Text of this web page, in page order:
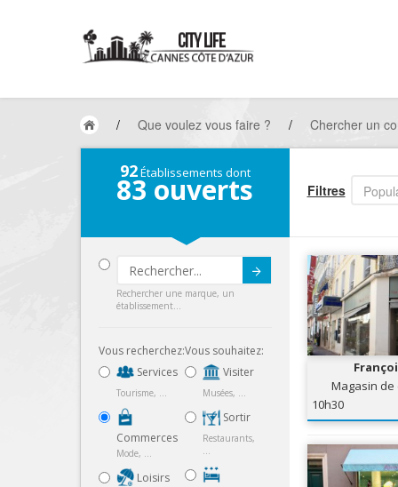
/ Que voulez vous faire ? / Chercher un
92Établissements dont
83 ouverts
Submit
Rechercher une marque, un
établissement...
Vous recherchez:
Services
Tourisme, ...
Commerces
Mode, ...
Loisirs
Vous souhaitez:
Visiter
Musées, ...
Sortir
Restaurants,
...
Filtres
Magasin
10h30